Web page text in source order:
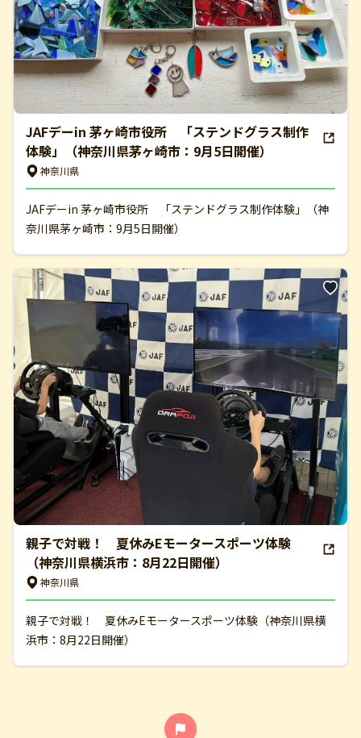
JAFデーin 茅ヶ崎市役所 「ステンドグラス制作
体験」（神奈川県茅ヶ崎市：9月5日開催）
神奈川県
JAFデーin 茅ヶ崎市役所 「ステンドグラス制作体験」（神
奈川県茅ヶ崎市：9月5日開催）
親子で対戦！ 夏休みEモータースポーツ体験
（神奈川県横浜市：8月22日開催）
神奈川県
親子で対戦！ 夏休みEモータースポーツ体験（神奈川県横
浜市：8月22日開催）